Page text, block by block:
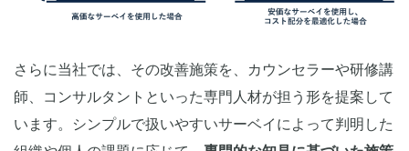
さらに当社では、その改善施策を、カウンセラーや研修講
師、コンサルタントといった専門人材が担う形を提案して
います。シンプルで扱いやすいサーベイによって判明した